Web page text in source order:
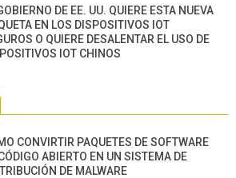
DE EE. UU. QUIERE ESTA NUEVA
EN LOS DISPOSITIVOS IOT
O QUIERE DESALENTAR EL USO DE
IOT CHINOS
CONVIRTIR PAQUETES DE SOFTWARE
ABIERTO EN UN SISTEMA DE
DE MALWARE